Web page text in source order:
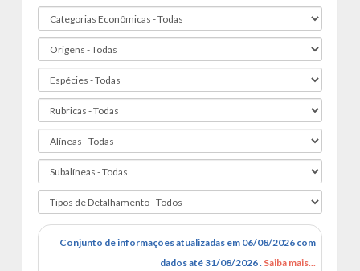
Conjunto de informações atualizadas em 06/08/2026 com
dados até 31/08/2026 . Saiba mais...